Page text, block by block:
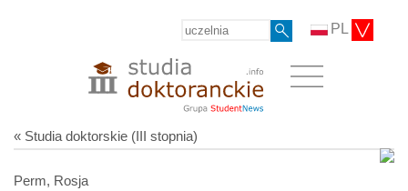
PL
« Studia doktorskie (III stopnia)
Perm, Rosja